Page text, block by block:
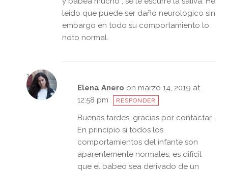
leído que puede ser daño neurologico sin
embargo en todo su comportamiento lo
noto normal.
Elena Anero on marzo 14, 2019 at
12:58 pm
RESPONDER
Buenas tardes, gracias por contactar.
En principio si todos los
comportamientos del infante son
aparentemente normales, es difícil
que el babeo sea derivado de un